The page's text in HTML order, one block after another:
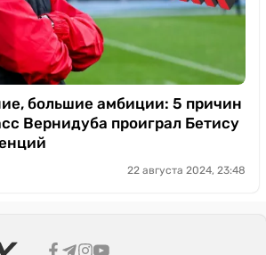
большие амбиции: 5 причин
Вернидуба проиграл Бетису
22 августа 2024, 23:48